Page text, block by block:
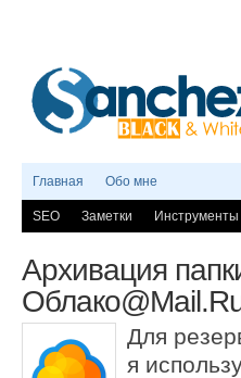
Главная Обо мне
SEO Заметки
Архивация
Для
я